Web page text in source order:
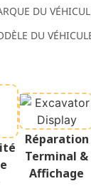
DU
DU
Réparation
Terminal &
Affichage